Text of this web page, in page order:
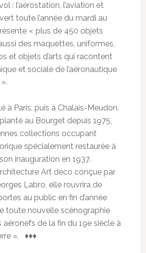
: l’aérostation, l’aviation et
toute l’année du mardi au
« plus de 450 objets
des maquettes, uniformes,
et objets d’arts qui racontent
et sociale de l’aéronautique
à Paris, puis à Chalais-Meudon,
au Bourget depuis 1975,
collections occupant
spécialement restaurée à
inauguration en 1937.
Art déco conçue par
Labro, elle rouvrira de
au public en fin d’année
toute nouvelle scénographie
aéronefs de la fin du 19e siècle à
». ♦♦♦